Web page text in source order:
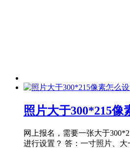
照片大于300*215像
网上报名，需要一张大于
进行设置？ 答：一寸照片、